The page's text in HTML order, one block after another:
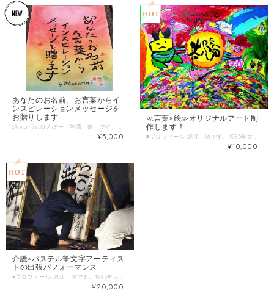
あなたのお名前、お言葉からイ
ンスピレーションメッセージを
お贈りします
詩人artistけんぼー（笠原 健）です。 高校卒業後、路頭に迷う…大学入学するも即自主退学。 新たに医療従事者を志し大学入学。東北縦断・北海道網走までチャリンコ野宿生活の一人旅も。 卒業後、精神科病院にて作業療法士として約５年勤務する中で、 ボク自身の心も壊れ精神科病院に入退院繰り返す体験も繰り返す。 そのような生活の渦中、新しい表現媒体に突然巡り会う。 それは詩や絵を通しての想いの表出。感情のおもむくまま時間をかけて、時にインスピレーションで即興で描きあげることも、、、。 只今、これまでの医療従事者経験、病の体験を糧に講演会そして絵や詩などを通じて、精神障害を見る社会の目線が少しでも和らぐよう、障害を持つ持たないに関わらず、 「境界をつくることない世界を」をモットーに、 伝えたい想いを込めた理解啓発活動をしています。 ・プロフィールページ（ホームページ／FACEBOOKその他、SNSも） 「詩人けんぼー」でご検索を！！ https://kenbo1219.jimdofree.com/%E3%83%97%E3%83%AD%E3%83%95%E3%82%A3%E3%83%BC%E3%83%AB/ ▼わたしの複業 詩人artistけんぼー 講演家 作業療法士 兵庫県精神障害者相談員 ピアサポート専門員 別の顔は ・日本三大山岳耐久レース全制覇 ・全日本学生トライアスロン選手権出場 ・フルマラソン自己BEST:3時間00分21秒 ▼これまでの活動掲載実績（講演歴等ホームページご参考にしてください） （詩集） ・命が危ない３１１人詩集（コールサック社） ・生きぬくための詩 68人集ー死を越えて生を促すために（コールサック社） ・働く生活ストーリー４（NPO法人全国精神障害者就労支援事業所連合会） （新聞記事等） ・H２４年３月号 兵家連誌（兵庫県精神障害者家族連合会誌）「意味のある存在」 ・H２５年１２月７日 神戸新聞掲載「精神障害者が体験語る」心の相談室事業展開の広報記事 ・H２５年３月号 兵家連誌（兵庫県精神福祉家族連合会誌）神戸地区「ピアサポートについて」 ・H２７年３月２日 神戸新聞掲載 神戸流連載記事にて 「精神障害者に理解を」 ・H２８年２月２８日 神戸新聞掲載 悩みや不安を語り合う 三木で「障害福祉セミナー」 ・H２８年３月２１日 神戸新聞掲載 「精神障害者の自立を支援」リリー賞受賞記事 ・H２８年３月３１日 神戸新聞掲載 ひょうご総合 人 連載記事にて「第１２回精神障害者自立支援活動賞を受賞した詩人」 ・H２９年５月６日 神戸新聞掲載 新ひょうごの医療 「患者の心構え」 ・H３０年１２月５日 神戸新聞掲載 生きづらさの向こうへ 番外編 語り始めた精神障害者 ・H３１年３月号 兵家連誌（兵庫県精神障害者家族連合会誌）「みんなねっと兵庫大会 第２分科会に参加して」 （受賞歴） ・第12回 精神障害者自立支援活動賞 〜イーライ・リリー賞〜（当事者部門）2016 ・第16回スペイン バルセロナ 国際サロン「日本芸術 奨励賞」【in the peace of emotion】2015 ・ハートでアート神戸入選 【in the peace of emotion】2010 ・NHKハート展入選 【まる虫】 2011 ・かんでんコラボアート入選 【世界は輝いてる】 2012 ・第９回兵庫県障害者芸術・文化祭 美術工芸作品公募展 「公益社団法人兵庫県精神福祉家族会連合会会長賞」【ボクの世界】2014 ・第10回兵庫県障害者芸術・文化祭 美術工芸作品公募展 「一般社団法人兵庫県精神科病院協会会長賞」【心の奥から】 ・第11回兵庫県障害者芸術・文化祭 美術工芸作品公募展 「一般社団法人兵庫県精神科病院協会会長賞」【自分らしさ】2016 ・第12回兵庫県障害者芸術・文化祭 美術工芸作品公募展 「優秀賞」→ 兵庫県議会 障害者アート展／ゆめチャレ！Gallary〜障害者芸術文化発信プロジェクト〜県内巡回展示に選出【いろんな思いを涙にしてきて...】2017 ・第16回兵庫県障害者芸術・文化祭 美術工芸作品公募展 「一般社団法人兵庫県精神科病院協会会長賞」【誰が為に（タガタメ二）】2021 etc. ▼サービスの流れ メール・オンライン・電話 or 対面（交通費別途） 適宜メールも活用しながら情報共有 依頼内容ヒアリング・・・1時間程度 ヒアリング内容 ・イベント概要 ・いつ、どこで、誰に向けてetc... ・イベントで大切にしていること ・サービスの種類と内容について ・サービス提供時間／作品の場合は納期の目安（要相談） ＊ある程度簡潔に時間内に終わるようよろしくお願いします。 ■ 調整可能な曜日・時間帯 ＊ 当日のお申し込みはご遠慮ください。 14日前以上の余裕を持った日時で、ご希望日時を３つほどお知らせください。 （送信欄）＝＝＝＝＝＝＝＝＝＝＝＝ オンラインの打ち合わせ方法 打ち合わせ希望日 第一希望：●月●日●曜日 ●時●分～●時●分 第二希望：●月●日●曜日 ●時●分～●時●分 第三希望：●月●日●曜日 ●時●分～●時●分 イベント日 当日：●月●日●曜日 ●時●分～●時●分 ＝＝＝＝＝＝＝＝＝＝＝＝＝＝＝＝＝ （例） ① 依頼するお名前と大切にしている言葉、好きな言葉を！！教えて下さい。 ②もし、誰かに贈る場合は、伝えたい言葉を！！教えてください。 ③別に、言葉ではなくエピソードを伝えてもらっても構いません。 ④いつも、ポジティブな人もいません。今、辛くてという方も、気になってる事などを言葉にしてみてください。 ↓ ↓ そこからインスピレーションメッセージを描き書きさして頂きます。 家族の名前入りボード、ウエルカムボード、開店祝いに、結婚式に、誕生日祝いなど多数依頼頂いてます！！ 色紙orボード（名前入り）サイズ別 ▼用紙サイズと料金について ＊備考欄にご希望の素材とサイズ（色紙or ボードサイズ）をご記入ください。 ＊A3、B3ボードはカート数量２でご購入ください。 色紙（242×273mm）→ ５０００縁 （ボードの場合） A4 (210×297mm)→ ５０００縁 B4 (257×364mm)→ ５０００縁 A3 (297×420mm)→ １００００縁（カート数量２） B3 (364×515mm)→ １００００縁 （カート数量２） 店看板・ロゴなどに他につきましても気軽にお問い合わせ下さいねぇ〜！！ 作品例につきましては、ホームページ「主な注文作品例！！」「写真集」フォームを参照して下さいね。 ▼作品集はこちら https://kenbo1219.jimdofree.com/%E3%81%8A%E5%AE%A2%E3%81%95%E3%82%93%E5%86%99%E7%9C%9F%E9%9B%86/
¥5,000
≪言葉×絵≫オリジナルアート制
作します！
¥10,000
介護×パステル筆文字アーティス
トの出張パフォーマンス
¥20,000